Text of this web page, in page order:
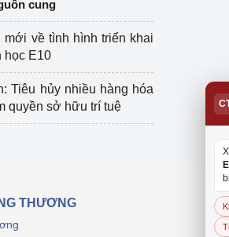
cung
mới về tình hình triển khai
học E10
Tiêu hủy nhiều hàng hóa
quyền sở hữu trí tuệ
THƯƠNG